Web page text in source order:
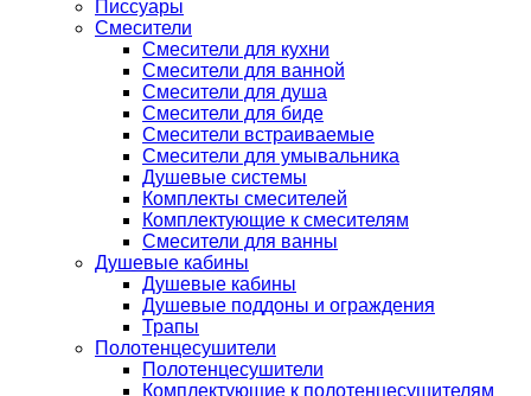
Писсуары
Смесители
Смесители для кухни
Смесители для ванной
Смесители для душа
Смесители для биде
Смесители встраиваемые
Смесители для умывальника
Душевые системы
Комплекты смесителей
Комплектующие к смесителям
Смесители для ванны
Душевые кабины
Душевые кабины
Душевые поддоны и ограждения
Трапы
Полотенцесушители
Полотенцесушители
Комплектующие к полотенцесушителям